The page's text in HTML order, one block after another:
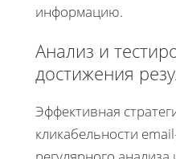
информацию.
Анализ и
достижения
Эффективная
кликабельности